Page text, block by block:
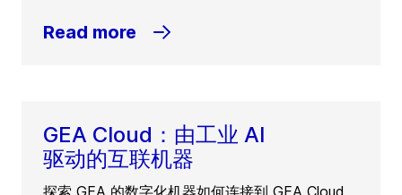
Read more
GEA Cloud：由工业 AI
驱动的互联机器